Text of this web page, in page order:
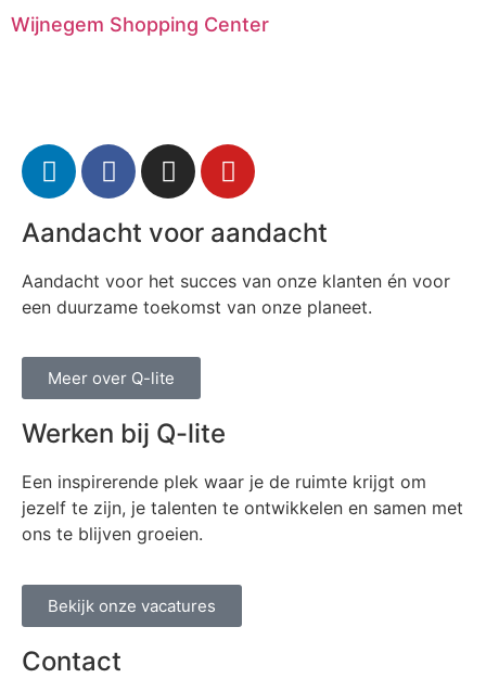
Wijnegem Shopping Center
Aandacht voor aandacht
Aandacht voor het succes van onze klanten én voor
een duurzame toekomst van onze planeet.
Meer over Q-lite
Werken bij Q-lite
Een inspirerende plek waar je de ruimte krijgt om
jezelf te zijn, je talenten te ontwikkelen en samen met
ons te blijven groeien.
Bekijk onze vacatures
Contact